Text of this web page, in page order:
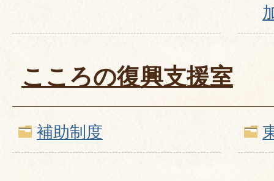
こころの復興支援室
補助制度